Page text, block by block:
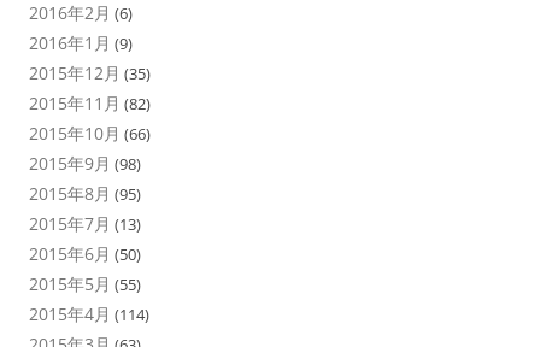
2016年2月 (6)
2016年1月 (9)
2015年12月 (35)
2015年11月 (82)
2015年10月 (66)
2015年9月 (98)
2015年8月 (95)
2015年7月 (13)
2015年6月 (50)
2015年5月 (55)
2015年4月 (114)